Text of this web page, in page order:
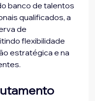
banco de talentos
qualificados, a
de
flexibilidade
estratégica e na